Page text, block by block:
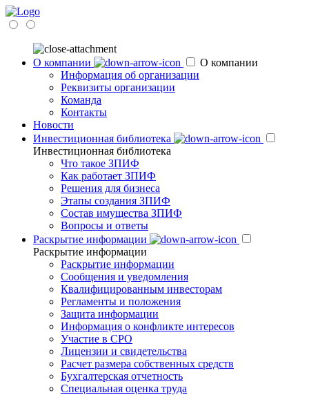
О компании
О компании
Информация об организации
Реквизиты организации
Команда
Контакты
Новости
Инвестиционная библиотека
Инвестиционная библиотека
Что такое ЗПИФ
Как работает ЗПИФ
Решения для бизнеса
Этапы создания ЗПИФ
Состав имущества ЗПИФ
Вопросы и ответы
Раскрытие информации
Раскрытие информации
Раскрытие информации
Сообщения и уведомления
Квалифицированным инвесторам
Регламенты и положения
Защита информации
Информация о конфликте интересов
Участие в СРО
Лицензии и свидетельства
Расчет размера собственных средств
Бухгалтерская отчетность
Специальная оценка труда